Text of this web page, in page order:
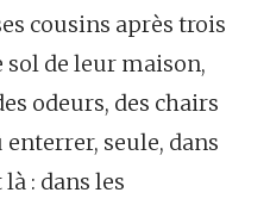
cousins après trois
sol de leur maison,
odeurs, des chairs
enterrer, seule, dans
: dans les